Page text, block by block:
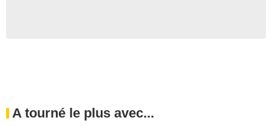
A tourné le plus avec...